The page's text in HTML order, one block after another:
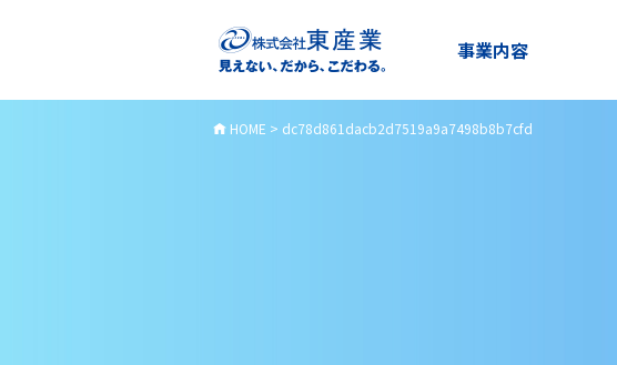
事業内容
HOME > dc78d861dacb2d7519a9a7498b8b7cfd